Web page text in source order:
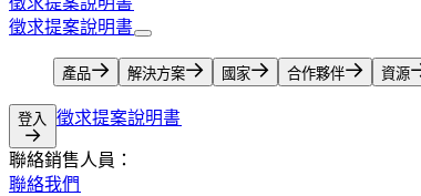
徵求提案說明書​​
產品​​ 解決方案​​ 國家​​ 合作夥伴​​ 資源​​
登入​​ 徵求提案說明書​​
聯絡銷售人員：​​
聯絡我們​​